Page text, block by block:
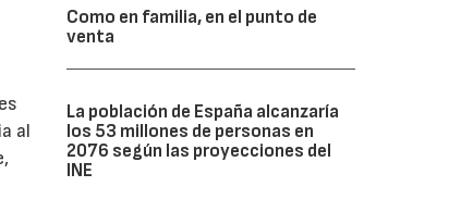
al
Como en familia, en el punto de
venta
La población de España alcanzaría
los 53 millones de personas en
2076 según las proyecciones del
INE